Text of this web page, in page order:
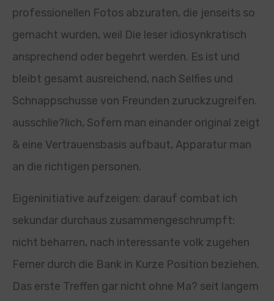
professionellen Fotos abzuraten, die jenseits so
gemacht wurden, weil Die leser idiosynkratisch
ansprechend oder begehrt werden. Es ist und
bleibt gesamt ausreichend, nach Selfies und
Schnappschusse von Freunden zuruckzugreifen.
ausschlie?lich, Sofern man einander original zeigt
& eine Vertrauensbasis aufbaut, Apparatur man
an die richtigen personen.
Eigeninitiative aufzeigen: darauf combat ich
sekundar durchaus zusammengeschrumpft:
nicht beharren, nach interessante volk zugehen
Ferner durch die Bank in Kurze Position beziehen.
Das erste Treffen gar nicht ohne Ma? seit langem